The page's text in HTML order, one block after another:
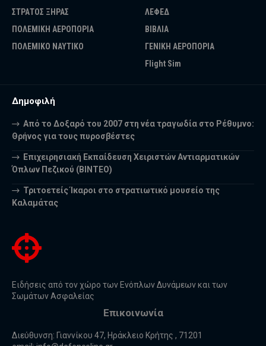
ΣΤΡΑΤΟΣ ΞΗΡΑΣ
ΠΟΛΕΜΙΚΗ ΑΕΡΟΠΟΡΙΑ
ΠΟΛΕΜΙΚΟ ΝΑΥΤΙΚΟ
ΛΕΦΕΔ
ΒΙΒΛΙΑ
ΓΕΝΙΚΗ ΑΕΡΟΠΟΡΙΑ
Flight Sim
Δημοφιλή
Από το Δοξαρό του 2007 στη νέα τραγωδία στο Ρέθυμνο:
Θρήνος για τους πυροσβέστες
Επιχειρησιακή Εκπαίδευση Χειριστών Αντιαρματικών
Όπλων Πεζικού (ΒΙΝΤΕΟ)
Τριτοετείς Ίκαροι στο στρατιωτικό μουσείο της
Καλαμάτας
Ειδήσεις από τον χώρο των Ενόπλων Δυνάμεων και των
Σωμάτων Ασφαλείας
Επικοινωνία
Διεύθυνση: Γιαννίκου 47, Ηράκλειο Κρήτης , 71201